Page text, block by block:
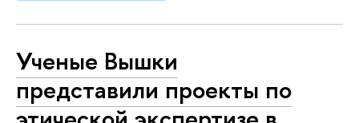
Ученые Вышки
представили проекты по